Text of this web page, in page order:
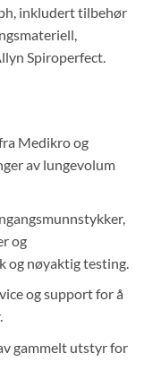
inkludert tilbehør
Spiroperfect.
Medikro og
av lungevolum
og
og nøyaktig testing.
og support for å
gammelt utstyr for